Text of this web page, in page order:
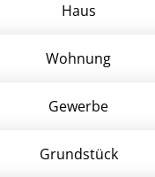
Haus
Wohnung
Gewerbe
Grund­stück